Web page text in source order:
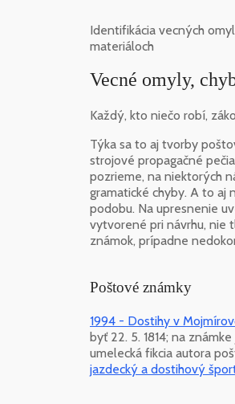
Identifikácia vecných
materiáloch
Vecné omyly,
Každý, kto niečo robí,
Týka sa to aj tvorby
strojové propagačné
pozrieme, na niektorých
gramatické chyby. A to aj
podobu. Na upresnenie
vytvorené pri návrhu, nie
známok, prípadne
Poštové známky
1994 - Dostihy v
byť 22. 5. 1814; na
umelecká fikcia autora
jazdecký a dostihový